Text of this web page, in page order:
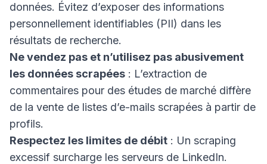
données. Évitez d’exposer des informations
personnellement identifiables (PII) dans les
résultats de recherche.
Ne vendez pas et n’utilisez pas abusivement
les données scrapées : L’extraction de
commentaires pour des études de marché diffère
de la vente de listes d’e-mails scrapées à partir de
profils.
Respectez les limites de débit : Un scraping
excessif surcharge les serveurs de LinkedIn.